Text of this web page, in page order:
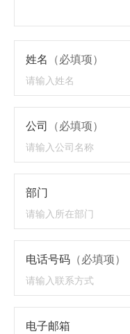
姓名 （必填项）
公司 （必填项）
部门
电话号码 （必填项）
电子邮箱